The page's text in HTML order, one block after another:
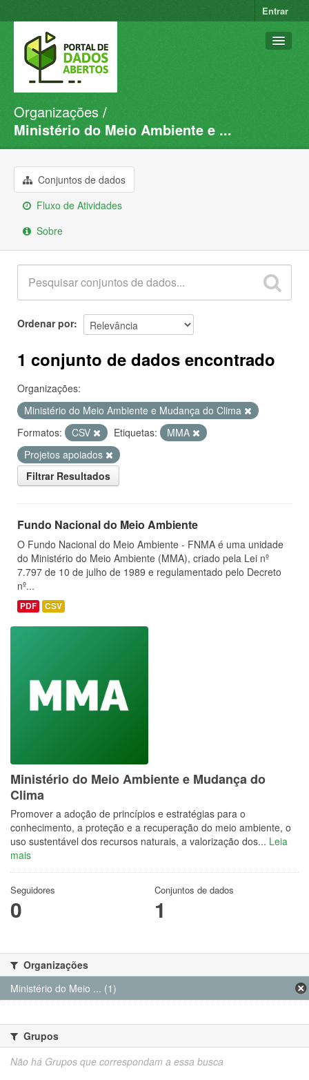
Entrar
Conjuntos de dados
Organizações
Sobre
Organizações
Ministério do Meio Ambiente e ...
Conjuntos de dados
Fluxo de Atividades
Sobre
Ordenar por
1 conjunto de dados encontrado
Organizações:
Ministério do Meio Ambiente e Mudança do Clima
Formatos:
CSV Etiquetas:
MMA
Projetos apoiados
Filtrar Resultados
Fundo Nacional do Meio Ambiente
O Fundo Nacional do Meio Ambiente - FNMA é uma unidade
do Ministério do Meio Ambiente (MMA), criado pela Lei nº
7.797 de 10 de julho de 1989 e regulamentado pelo Decreto
nº...
PDF CSV
Ministério do Meio Ambiente e Mudança do
Clima
Promover a adoção de princípios e estratégias para o
conhecimento, a proteção e a recuperação do meio ambiente, o
uso sustentável dos recursos naturais, a valorização dos... Leia
mais
Seguidores
0
Conjuntos de dados
1
Organizações
Ministério do Meio ... (1)
Grupos
Não há Grupos que correspondam a essa busca